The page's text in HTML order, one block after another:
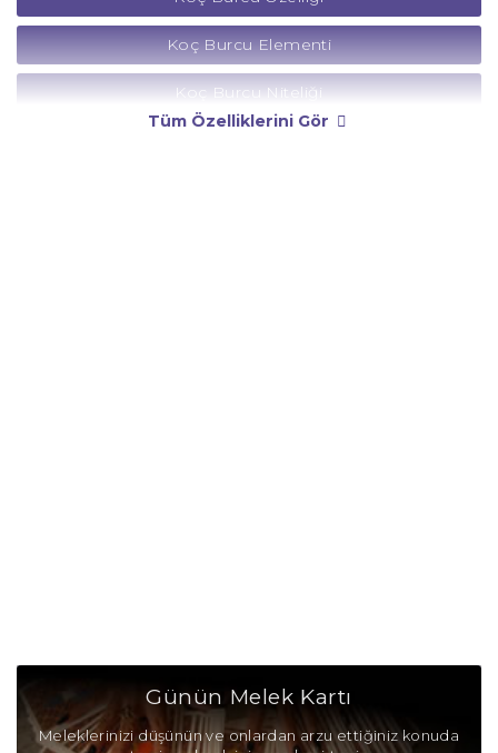
Koç Burcu Elementi
Koç Burcu Niteliği
Koç Burcu Olumlu Yönleri
Koç Burcu Olumsuz Yönleri
Tüm Özelliklerini Gör
Günün Melek Kartı
Meleklerinizi düşünün ve onlardan arzu ettiğiniz konuda